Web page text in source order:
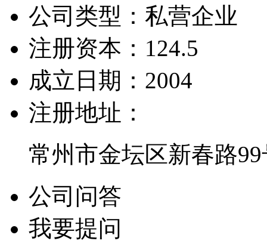
公司类型： 私营企业
注册资本： 124.5
成立日期： 2004
注册地址：
常州市金坛区新春路99
公司问答
我要提问